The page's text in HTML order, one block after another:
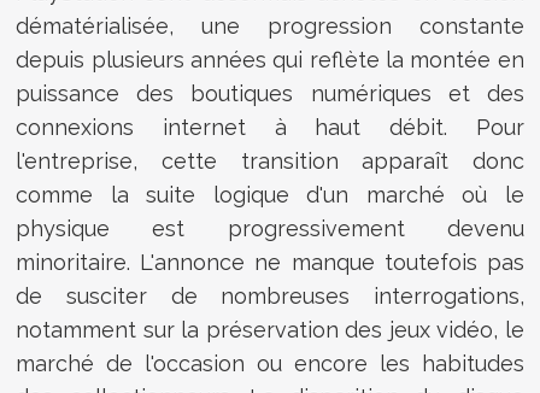
dématérialisée, une progression constante
depuis plusieurs années qui reflète la montée en
puissance des boutiques numériques et des
connexions internet à haut débit. Pour
l'entreprise, cette transition apparaît donc
comme la suite logique d'un marché où le
physique est progressivement devenu
minoritaire. L'annonce ne manque toutefois pas
de susciter de nombreuses interrogations,
notamment sur la préservation des jeux vidéo, le
marché de l'occasion ou encore les habitudes